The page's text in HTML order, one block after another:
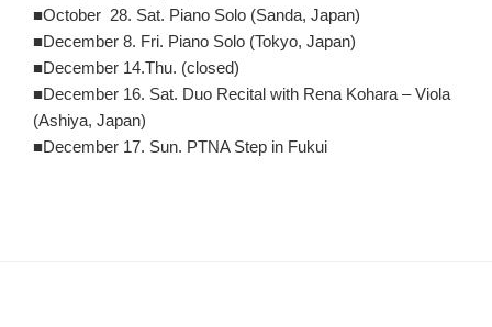
■October 28. Sat. Piano Solo (Sanda, Japan)
■December 8. Fri. Piano Solo (Tokyo, Japan)
■December 14.Thu. (closed)
■December 16. Sat. Duo Recital with Rena Kohara – Viola
(Ashiya, Japan)
■December 17. Sun. PTNA Step in Fukui